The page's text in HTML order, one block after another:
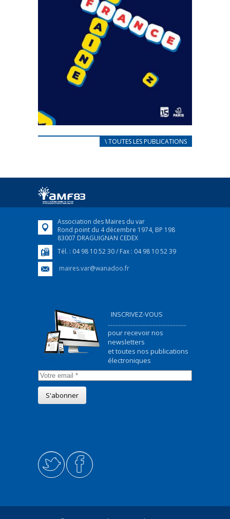
CARNET D’ACCUEIL
Afin d’accompagner au mieux les réfugiés
FEUILLETER
\ TOUTES LES PUBLICATIONS
Association des Maires du var
Rond point du 4 décembre 1974, BP 198
83007 DRAGUIGNAN CEDEX
Tél. : 04 98 10 52 30 / Fax : 04 98 10 52 39
maires.var@wanadoo.fr
INSCRIVEZ-VOUS
...................................................
pour recevoir nos
newsletters
et toutes nos publications
électroniques